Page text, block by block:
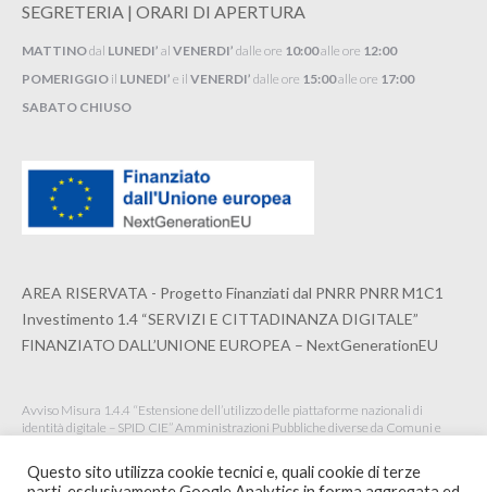
SEGRETERIA | ORARI DI APERTURA
MATTINOdal LUNEDI’ al VENERDI’ dalle ore 10:00alle ore 12:00
POMERIGGIO il LUNEDI’ e il VENERDI’ dalle ore 15:00alle ore 17:00
SABATO CHIUSO
AREA RISERVATA - Progetto Finanziati dal PNRR PNRR M1C1
Investimento 1.4 “SERVIZI E CITTADINANZA DIGITALE”
FINANZIATO DALL’UNIONE EUROPEA – NextGenerationEU
Avviso Misura 1.4.4 “Estensione dell’utilizzo delle piattaforme nazionali di
identità digitale – SPID CIE” Amministrazioni Pubbliche diverse da Comuni e
Questo sito utilizza cookie tecnici e, quali cookie di terze